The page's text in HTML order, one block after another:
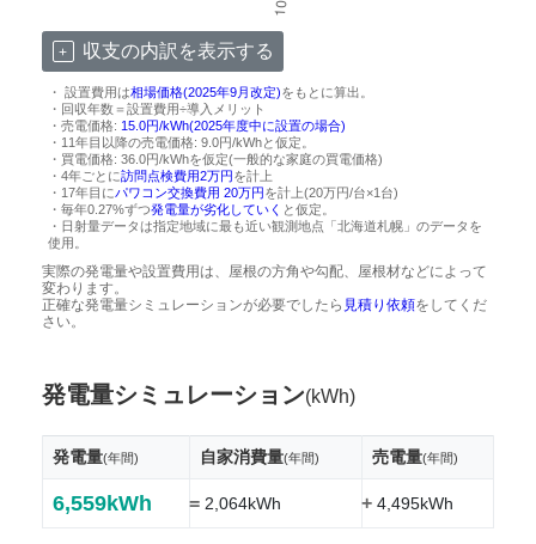
収支の内訳を表示する
・ 設置費用は相場価格(2025年9月改定)をもとに算出。
・回収年数＝設置費用÷導入メリット
・売電価格: 15.0円/kWh(2025年度中に設置の場合)
・11年目以降の売電価格: 9.0円/kWhと仮定。
・買電価格: 36.0円/kWhを仮定(一般的な家庭の買電価格)
・4年ごとに訪問点検費用2万円を計上
・17年目にパワコン交換費用 20万円を計上(20万円/台×1台)
・毎年0.27%ずつ発電量が劣化していく と仮定。
・日射量データは指定地域に最も近い観測地点「北海道札幌」のデータを
使用。
実際の発電量や設置費用は、屋根の方角や勾配、屋根材などによって
変わります。
正確な発電量シミュレーションが必要でしたら 見積り依頼をしてくだ
さい。
発電量シミュレーション(kWh)
発電量(年間) 自家消費量(年間) 売電量(年間)
6,559kWh =2,064kWh +4,495kWh